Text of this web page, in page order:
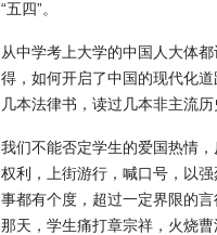
“五四”。
从中学考上大学的中国人大体
得，如何开启了中国的现代化
几本法律书，读过几本非主流
我们不能否定学生的爱国热情
权利，上街游行，喊口号，以
事都有个度，超过一定界限的
那天，学生痛打章宗祥，火烧